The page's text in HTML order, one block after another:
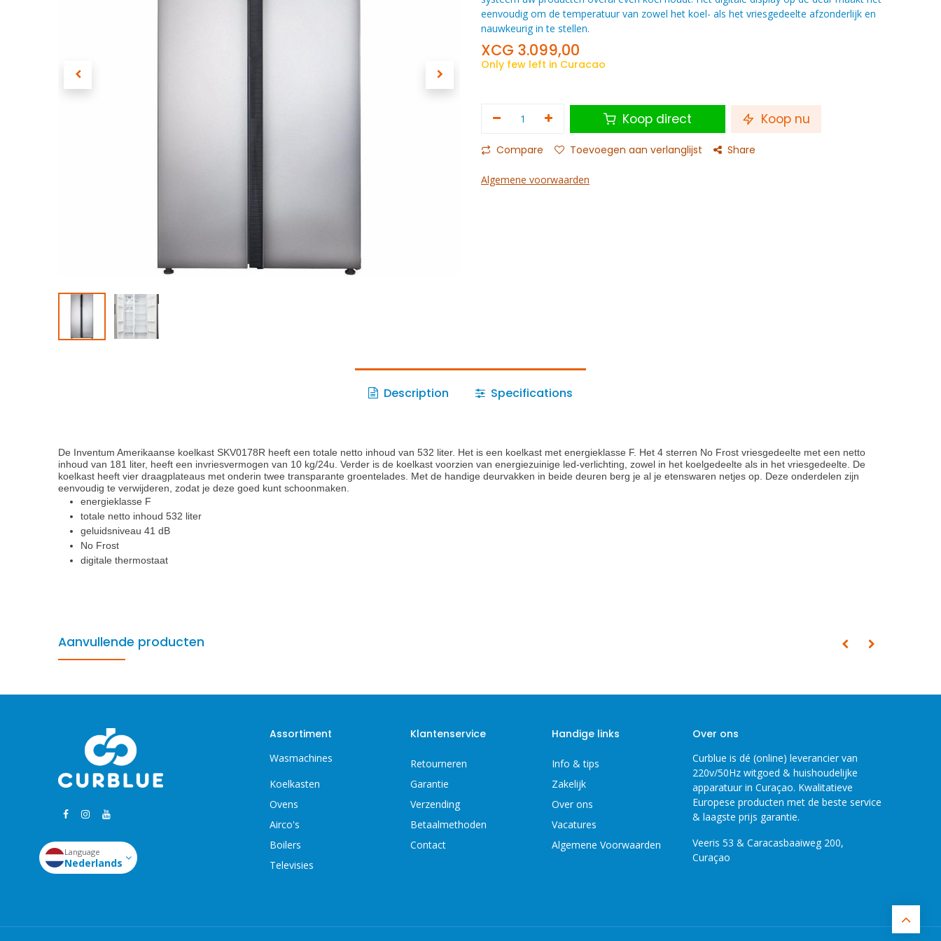
Language
Nederlands
eenvoudig om de temperatuur van zowel het koel- als het vriesgedeelte afzonderlijk en
nauwkeurig in te stellen.
XCG 3.099,00
Only few left in Curacao
Koop direct Koop nu
Compare Toevoegen aan verlanglijst Share
Algemene voorwaarden
Description Specifications
De Inventum Amerikaanse koelkast SKV0178R heeft een totale netto inhoud van 532 liter. Het is een koelkast met energieklasse F. Het 4 sterren No Frost vriesgedeelte met een netto
inhoud van 181 liter, heeft een invriesvermogen van 10 kg/24u. Verder is de koelkast voorzien van energiezuinige led-verlichting, zowel in het koelgedeelte als in het vriesgedeelte. De
koelkast heeft vier draagplateaus met onderin twee transparante groentelades. Met de handige deurvakken in beide deuren berg je al je etenswaren netjes op. Deze onderdelen zijn
eenvoudig te verwijderen, zodat je deze goed kunt schoonmaken.
energieklasse F
totale netto inhoud 532 liter
geluidsniveau 41 dB
No Frost
digitale thermostaat
Aanvullende producten
Assortiment
Wasmachines
Koelkasten
Ovens
Airco's
Boilers
Televisies
Klantenservice
Retourneren
Garantie
Verzending
Betaalmethoden
Contact
Handige links
Info & tips
Zakelijk
Over ons
Vacatures
Algemene Voorwaarden
Over ons
Curblue is dé (online) leverancier van
220v/50Hz witgoed & huishoudelijke
apparatuur in Curaçao. Kwalitatieve
Europese producten met de beste service
& laagste prijs garantie.
Veeris 53 & Caracasbaaiweg 200,
Curaçao